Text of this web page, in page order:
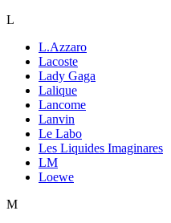
L
L.Azzaro
Lacoste
Lady Gaga
Lalique
Lancome
Lanvin
Le Labo
Les Liquides Imaginares
LM
Loewe
M